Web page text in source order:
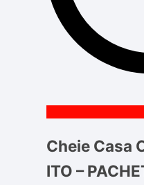
Cheie Casa
ITO –